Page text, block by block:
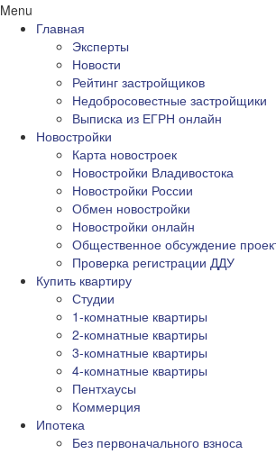
Menu
Главная
Эксперты
Новости
Рейтинг застройщиков
Недобросовестные застройщики
Выписка из ЕГРН онлайн
Новостройки
Карта новостроек
Новостройки Владивостока
Новостройки России
Обмен новостройки
Новостройки онлайн
Общественное обсуждение
Проверка регистрации ДДУ
Купить квартиру
Студии
1-комнатные квартиры
2-комнатные квартиры
3-комнатные квартиры
4-комнатные квартиры
Пентхаусы
Коммерция
Ипотека
Без первоначального взноса